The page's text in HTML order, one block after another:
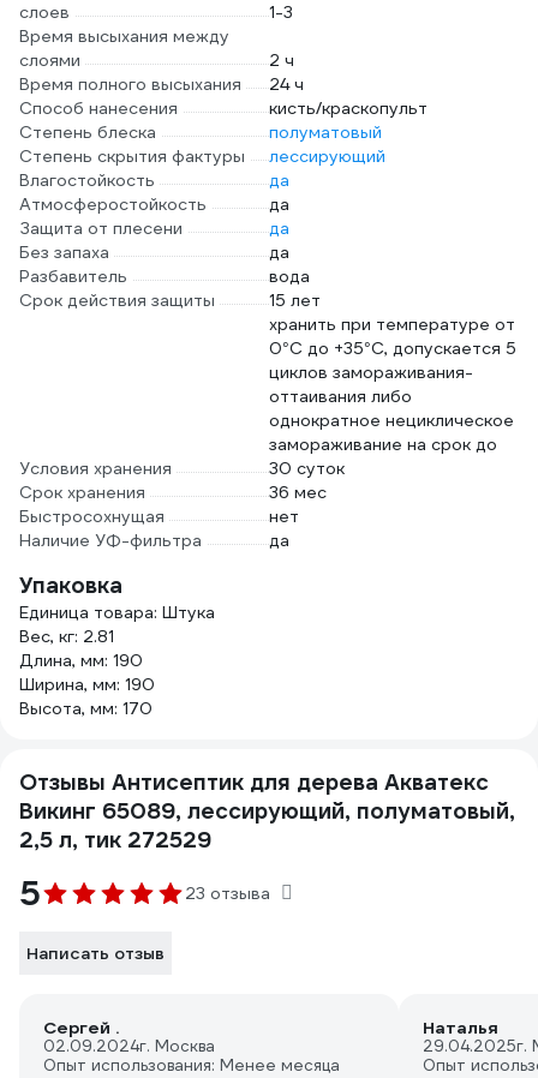
слоев
1-3
Время высыхания между
слоями
2 ч
Время полного высыхания
24 ч
Способ нанесения
кисть/краскопульт
Степень блеска
полуматовый
Степень скрытия фактуры
лессирующий
Влагостойкость
да
Атмосферостойкость
да
Защита от плесени
да
Без запаха
да
Разбавитель
вода
Срок действия защиты
15 лет
Условия хранения
хранить при температуре от
0°С до +35°С, допускается 5
циклов замораживания-
оттаивания либо
однократное нециклическое
замораживание на срок до
30 суток
Срок хранения
36 мес
Быстросохнущая
нет
Наличие УФ-фильтра
да
Упаковка
Единица товара: Штука
Вес, кг: 2.81
Длина, мм: 190
Ширина, мм: 190
Высота, мм: 170
Отзывы Антисептик для дерева Акватекс
Викинг 65089, лессирующий, полуматовый,
2,5 л, тик 272529
5 23 отзыва
Написать отзыв
Сергей .
02.09.2024г. Москва
Опыт использования: Менее месяца
Наталья
29.04.2025г.
Опыт